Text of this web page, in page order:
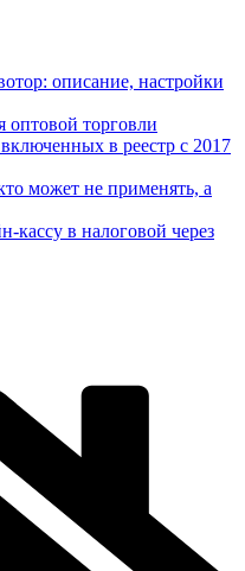
описание, настройки
торговли
в реестр с 2017
может не применять, а
кассу в налоговой через